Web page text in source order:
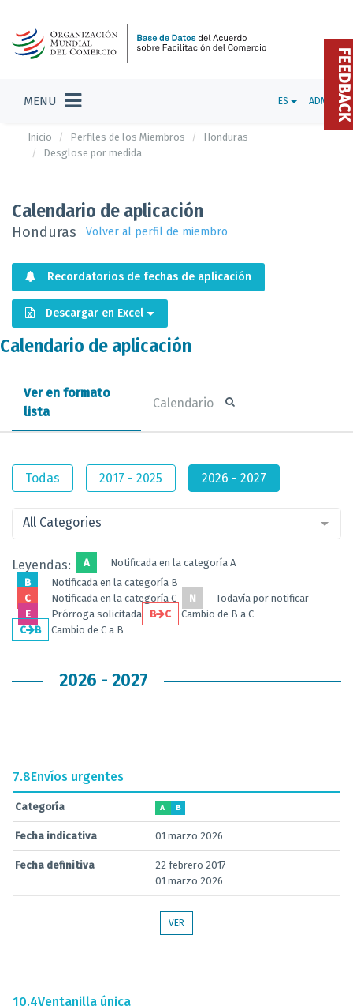
MENU ES ADMIN
Inicio Perfiles de los Miembros
Honduras
Desglose por medida
Calendario de aplicación
Honduras Volver al perfil de miembro
Recordatorios de fechas de aplicación
Descargar en Excel
Calendario de aplicación
Ver en formato
lista
Calendario
Todas 2017 - 2025 2026 - 2027
All Categories
Leyendas: A
Notificada en la categoría A
B
Notificada en la categoría B
C
Notificada en la categoría C N
Todavía por notificar
E
Prórroga solicitada B C
Cambio de B a C
C
B Cambio de C a B
2026 - 2027
7.8Envíos urgentes
Categoría A B
Fecha indicativa 01 marzo 2026
Fecha definitiva
22 febrero 2017 -
01 marzo 2026
VER
10.4Ventanilla única
FEEDBACK